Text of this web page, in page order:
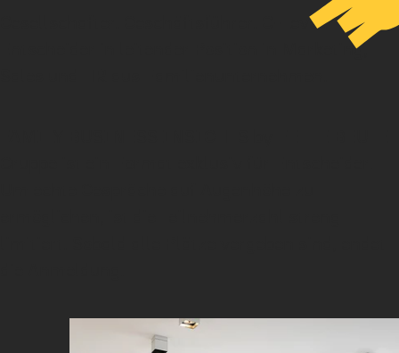
Gesellschafter. Geschäftsführer. C-Level.
Entscheider in leitender Position in Marketing,